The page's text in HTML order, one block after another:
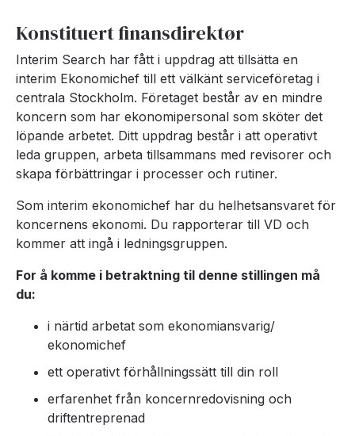
Konstituert finansdirektør
Interim Search har fått i uppdrag att tillsätta en
interim Ekonomichef till ett välkänt serviceföretag i
centrala Stockholm. Företaget består av en mindre
koncern som har ekonomipersonal som sköter det
löpande arbetet. Ditt uppdrag består i att operativt
leda gruppen, arbeta tillsammans med revisorer och
skapa förbättringar i processer och rutiner.
Som interim ekonomichef har du helhetsansvaret för
koncernens ekonomi. Du rapporterar till VD och
kommer att ingå i ledningsgruppen.
For å komme i betraktning til denne stillingen må
du:
i närtid arbetat som ekonomiansvarig/
ekonomichef
ett operativt förhållningssätt till din roll
erfarenhet från koncernredovisning och
driftentreprenad